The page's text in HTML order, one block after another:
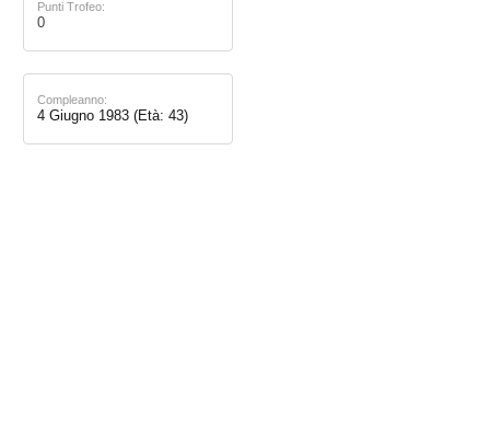
Punti Trofeo:
0
Compleanno:
4 Giugno 1983 (Età: 43)